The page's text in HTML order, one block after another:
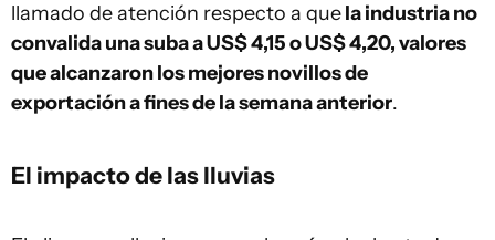
llamado de atención respecto a quela industria no
convalida una suba a US$ 4,15 o US$ 4,20, valores
que alcanzaron los mejores novillos de
exportación a fines de la semana anterior.
El impacto de las lluvias